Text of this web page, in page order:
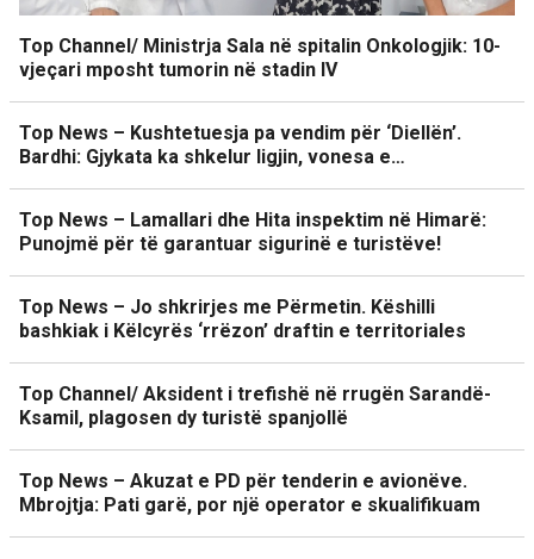
Top Channel/ Ministrja Sala në spitalin Onkologjik: 10-
vjeçari mposht tumorin në stadin IV
Top News – Kushtetuesja pa vendim për ‘Diellën’.
Bardhi: Gjykata ka shkelur ligjin, vonesa e…
Top News – Lamallari dhe Hita inspektim në Himarë:
Punojmë për të garantuar sigurinë e turistëve!
Top News – Jo shkrirjes me Përmetin. Këshilli
bashkiak i Këlcyrës ‘rrëzon’ draftin e territoriales
Top Channel/ Aksident i trefishë në rrugën Sarandë-
Ksamil, plagosen dy turistë spanjollë
Top News – Akuzat e PD për tenderin e avionëve.
Mbrojtja: Pati garë, por një operator e skualifikuam